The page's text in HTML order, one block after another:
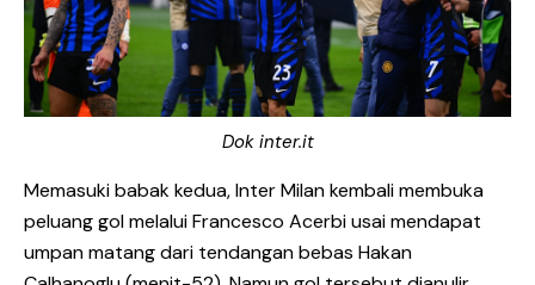
Dok inter.it
Memasuki babak kedua, Inter Milan kembali membuka
peluang gol melalui Francesco Acerbi usai mendapat
umpan matang dari tendangan bebas Hakan